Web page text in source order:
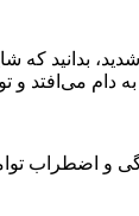
شدید،
دام می‌افتد و
و اضطراب